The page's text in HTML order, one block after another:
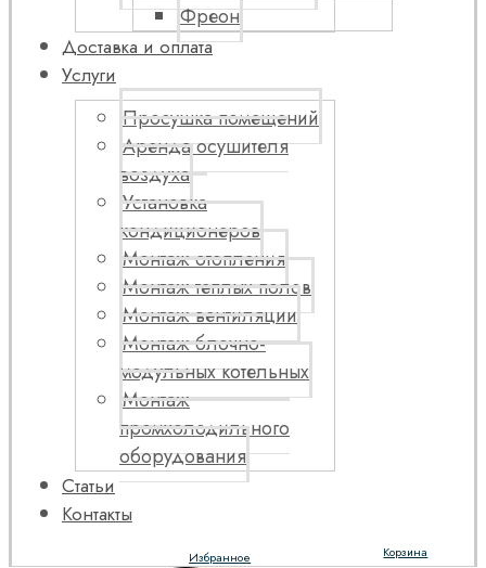
Фреон
Доставка и оплата
Услуги
Просушка помещений
Аренда осушителя
воздуха
Установка
кондиционеров
Монтаж отопления
Монтаж теплых полов
Монтаж вентиляции
Монтаж блочно-
модульных котельных
Монтаж
промхолодильного
оборудования
Статьи
Контакты
Корзина
Избранное